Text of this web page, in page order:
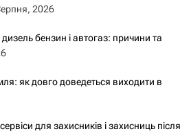
2026
дизель бензин і автогаз: причини та
як довго доведеться виходити в
для захисників і захисниць після